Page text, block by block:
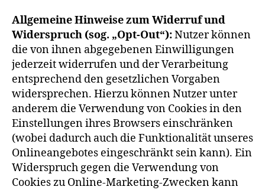
Allgemeine Hinweise zum Widerruf und
Widerspruch (sog. „Opt-Out“):Nutzer können
die von ihnen abgegebenen Einwilligungen
jederzeit widerrufen und der Verarbeitung
entsprechend den gesetzlichen Vorgaben
widersprechen. Hierzu können Nutzer unter
anderem die Verwendung von Cookies in den
Einstellungen ihres Browsers einschränken
(wobei dadurch auch die Funktionalität unseres
Onlineangebotes eingeschränkt sein kann). Ein
Widerspruch gegen die Verwendung von
Cookies zu Online-Marketing-Zwecken kann